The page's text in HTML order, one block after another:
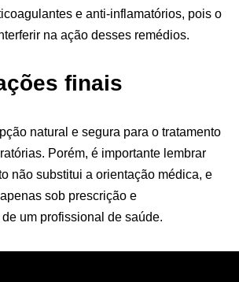
e anti-inflamatórios, pois o
na ação desses remédios.
finais
natural e segura para o tratamento
Porém, é importante lembrar
não substitui a orientação médica, e
sob prescrição e
um profissional de saúde.